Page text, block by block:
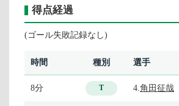
得点経過
(ゴール失敗記録なし)
時間 種別 選手
8分 T 4. 角田征哉